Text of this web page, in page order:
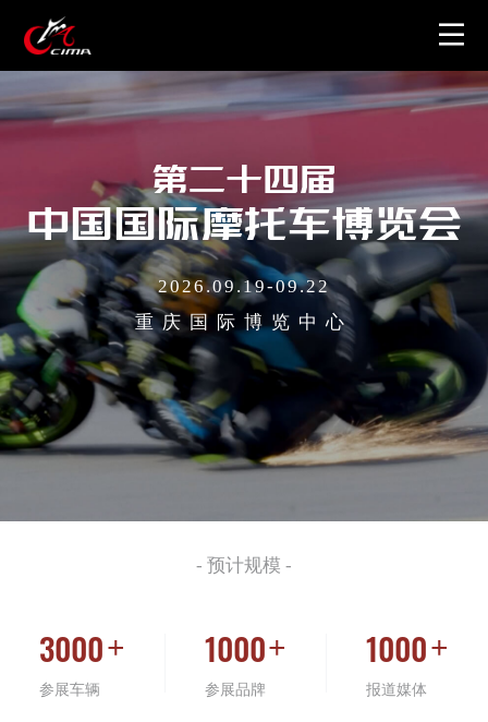
首页
关于展会
图片视频
周边产品
联系我们
English
第二十四届
中国国际摩托车博览会
2026.09.19-09.22
重庆国际博览中心
- 预计规模 -
3000+
参展车辆
1000+
参展品牌
1000+
报道媒体